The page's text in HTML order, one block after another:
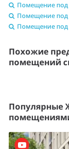
Помещение
Помещение под
Помещение под
Похожие
помещений
Популярные